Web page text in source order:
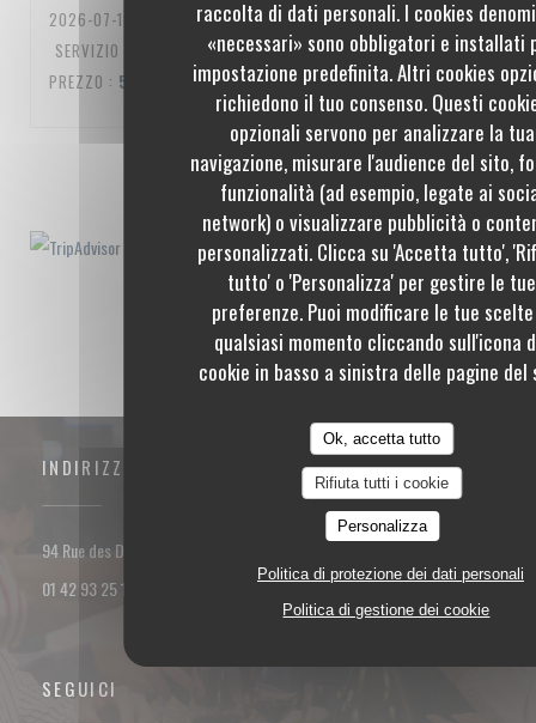
raccolta di dati personali. I cookies
«necessari» sono obbligatori e installati
impostazione predefinita. Altri cookies
richiedono il tuo consenso. Questi
opzionali servono per analizzare la tua
navigazione, misurare l'audience del sito,
funzionalità (ad esempio, legate ai
network) o visualizzare pubblicità o
personalizzati. Clicca su 'Accetta tutto',
tutto' o 'Personalizza' per gestire le tue
preferenze. Puoi modificare le tue
qualsiasi momento cliccando sull'icona
cookie in basso a sinistra delle pagine del
Ok, accetta tutto
Rifiuta tutti i cookie
Personalizza
Politica di protezione dei dati personali
Politica di gestione dei cookie
2026-07-10
- 20:00 - OSPITI 3
SERVIZIO
ATMOSFERA: 5/5 CUCINA: 5/5 QUALITÀ /
PREZZO : 5
1 2 3
INDIRIZZO
94 Rue des Dames 75017 PARIS
((apre una nuova finestra))
01 42 93 25 18
SEGUICI